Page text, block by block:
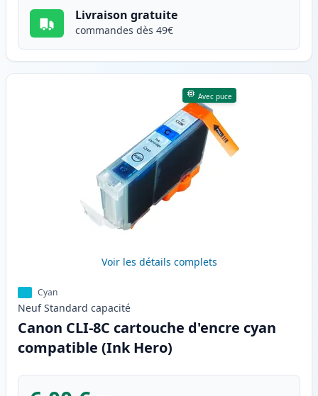
Livraison gratuite
commandes dès 49€
Avec puce
Voir les détails complets
Cyan
Neuf Standard capacité
Canon CLI-8C cartouche d'encre cyan
compatible (Ink Hero)